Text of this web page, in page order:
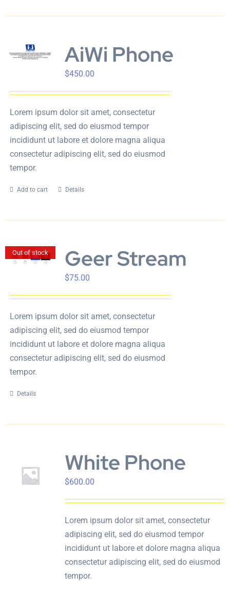
AiWi Phone
$450.00
Lorem ipsum dolor sit amet, consectetur
adipiscing elit, sed do eiusmod tempor
incididunt ut labore et dolore magna aliqua
consectetur adipiscing elit, sed do eiusmod
tempor.
Add to cart Details
Out of stock Geer Stream
$75.00
Lorem ipsum dolor sit amet, consectetur
adipiscing elit, sed do eiusmod tempor
incididunt ut labore et dolore magna aliqua
consectetur adipiscing elit, sed do eiusmod
tempor.
Details
White Phone
$600.00
Lorem ipsum dolor sit amet, consectetur
adipiscing elit, sed do eiusmod tempor
incididunt ut labore et dolore magna aliqua
consectetur adipiscing elit, sed do eiusmod
tempor.